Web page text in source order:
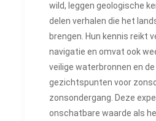
wild, leggen geologische
delen verhalen die het
brengen. Hun kennis reikt
navigatie en omvat ook
veilige waterbronnen en
gezichtspunten voor
zonsondergang. Deze
onschatbare waarde als